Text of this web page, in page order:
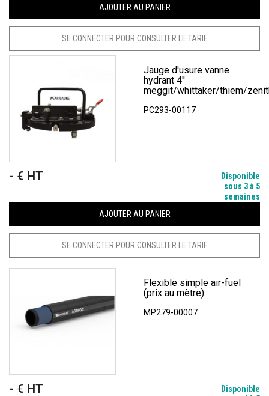
AJOUTER AU PANIER
SE CONNECTER POUR CONSULTER LE TARIF
Jauge d'usure vanne
hydrant 4''
meggit/whittaker/thiem/
PC293-00117
Prix
- € HT
Disponible
sous 3 à 5
semaines
AJOUTER AU PANIER
SE CONNECTER POUR CONSULTER LE TARIF
Flexible simple air-fuel
(prix au mètre)
MP279-00007
Prix
- € HT
Disponible